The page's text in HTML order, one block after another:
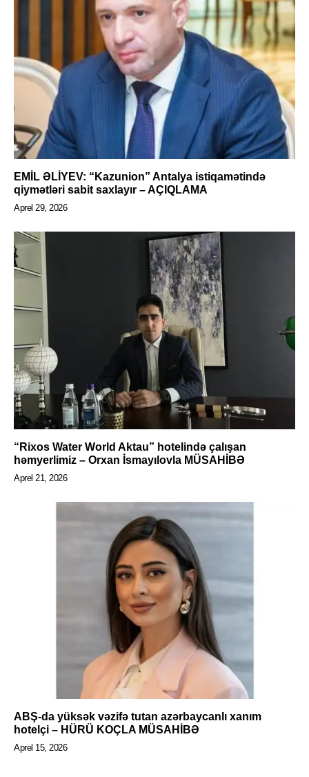
EMİL ƏLİYEV: “Kazunion” Antalya istiqamətində
qiymətləri sabit saxlayır – AÇIQLAMA
Aprel 29, 2026
“Rixos Water World Aktau” hotelində çalışan
həmyerlimiz – Orxan İsmayılovla MÜSAHİBƏ
Aprel 21, 2026
ABŞ-da yüksək vəzifə tutan azərbaycanlı xanım
hotelçi – HÜRÜ KOÇLA MÜSAHİBƏ
Aprel 15, 2026